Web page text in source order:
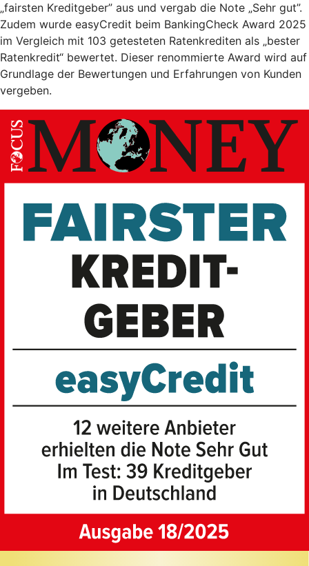
„fairsten Kreditgeber” aus und vergab die Note „Sehr gut”.
Zudem wurde easyCredit beim BankingCheck Award 2025
im Vergleich mit 103 getesteten Ratenkrediten als „bester
Ratenkredit“ bewertet. Dieser renommierte Award wird auf
Grundlage der Bewertungen und Erfahrungen von Kunden
vergeben.